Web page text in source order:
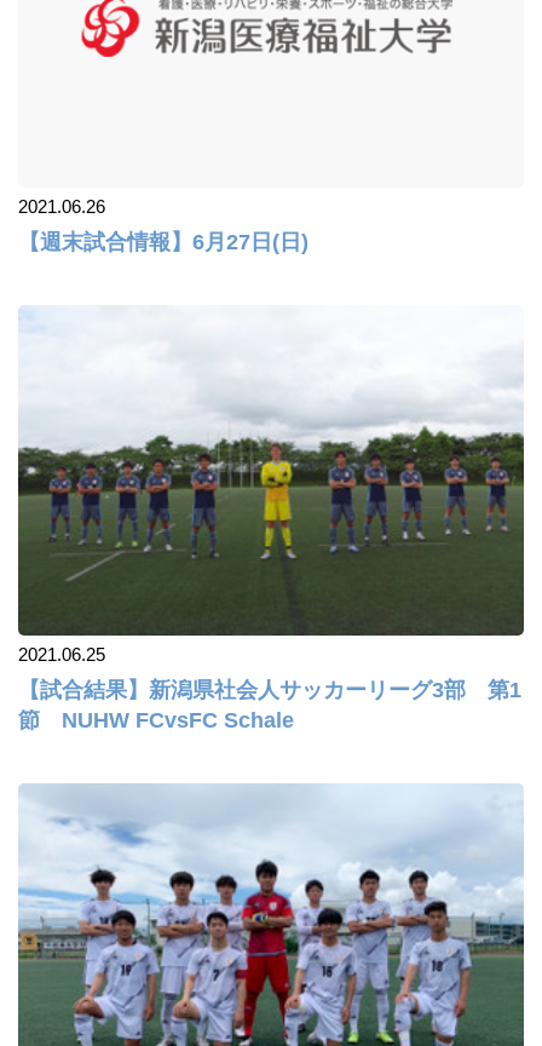
2021.06.26
【週末試合情報】6月27日(日)
2021.06.25
【試合結果】新潟県社会人サッカーリーグ3部 第1
節 NUHW FCvsFC Schale